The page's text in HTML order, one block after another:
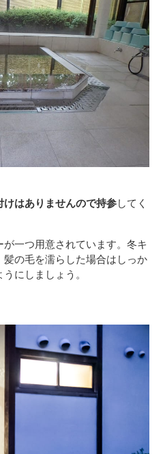
はありませんので持参してく
一つ用意されています。冬キ
の毛を濡らした場合はしっか
にしましょう。